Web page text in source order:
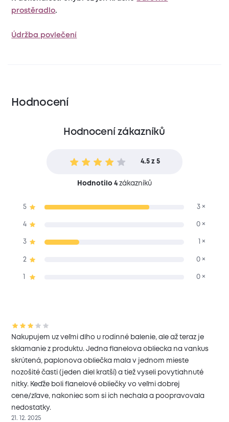
prostěradlo.
Údržba povlečení
Hodnocení
Hodnocení zákazníků
4.5 z 5
Hodnotilo 4zákazníků
5 3 ×
4 0 ×
3 1 ×
2 0 ×
0 ×
Nakupujem uz veľmi dlho u rodinné balenie, ale až teraz je
sklamanie z produktu. Jedna flanelova obliecka na vankus
skrútená, paplonova obliečka mala v jednom mieste
nozošité časti (jeden diel kratší) a tiež vyseli povytiahnuté
nitky. Keďže boli flanelové obliečky vo veľmi dobrej
cene/zľave, nakoniec som si ich nechala a poopravovala
nedostatky.
21. 12. 2025